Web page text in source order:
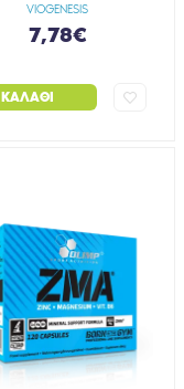
VIOGENESIS
7,78€
ΚΑΛΆΘΙ